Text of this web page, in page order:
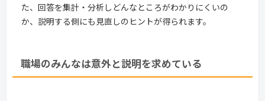
た、回答を集計・分析しどんなところがわかりにくいの
か、説明する側にも見直しのヒントが得られます。
職場のみんなは意外と説明を求めている